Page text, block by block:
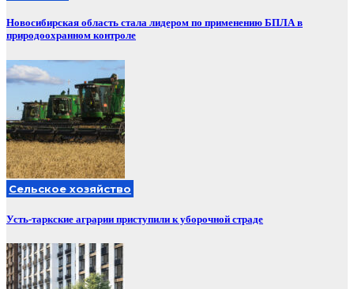
Новосибирская область стала лидером по применению БПЛА в
природоохранном контроле
Сельское хозяйство
Усть-таркские аграрии приступили к уборочной страде